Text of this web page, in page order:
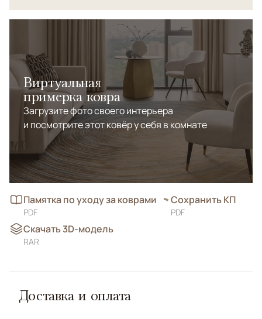
Виртуальная
примерка ковра
Загрузите фото своего интерьера
и посмотрите этот ковёр у себя в комнате
Памятка по уходу за коврами
PDF
Сохранить КП
PDF
Скачать 3D-модель
RAR
Доставка и оплата